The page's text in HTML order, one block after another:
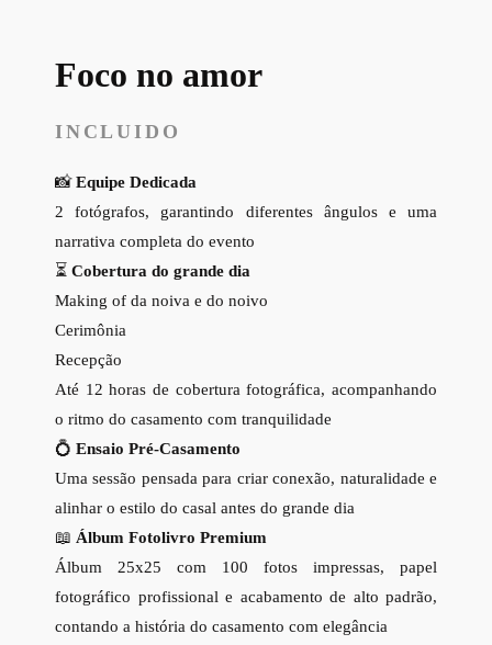
Foco no amor
INCLUIDO
📸Equipe Dedicada
2 fotógrafos, garantindo diferentes ângulos e uma
narrativa completa do evento
⏳ Cobertura do grande dia
Making of da noiva e do noivo
Cerimônia
Recepção
Até 12 horas de cobertura fotográfica, acompanhando
o ritmo do casamento com tranquilidade
💍 Ensaio Pré-Casamento
Uma sessão pensada para criar conexão, naturalidade e
alinhar o estilo do casal antes do grande dia
📖 Álbum Fotolivro Premium
Álbum 25x25 com 100 fotos impressas, papel
fotográfico profissional e acabamento de alto padrão,
contando a história do casamento com elegância